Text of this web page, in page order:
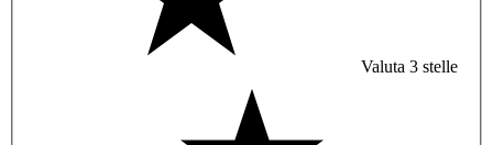
Valuta 3 stelle